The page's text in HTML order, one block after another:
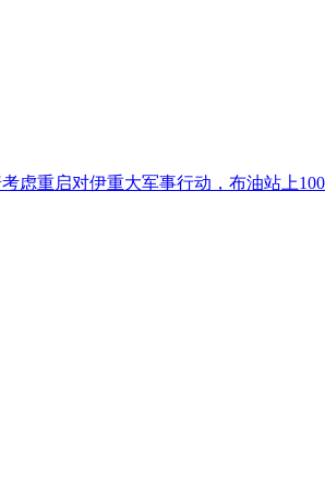
虑重启对伊重大军事行动，布油站上